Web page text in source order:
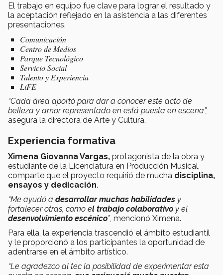
El trabajo en equipo fue clave para lograr el resultado y
la aceptación reflejado en la asistencia a las diferentes
presentaciones.
Comunicación
Centro de Medios
Parque Tecnológico
Servicio Social
Talento y Experiencia
LiFE
“Cada área aportó para dar a conocer este acto de
belleza y amor representado en está puesta en escena”,
asegura la directora de Arte y Cultura.
Experiencia formativa
Ximena Giovanna Vargas, protagonista de la obra y
estudiante de la Licenciatura en Producción Musical,
comparte que el proyecto requirió de mucha disciplina,
ensayos y dedicación.
“Me ayudó a desarrollar muchas habilidades y
fortalecer otras, como el trabajo colaborativo y el
desenvolvimiento escénico”, mencionó Ximena.
Para ella, la experiencia trascendió el ámbito estudiantil
y le proporcionó a los participantes la oportunidad de
adentrarse en el ámbito artístico.
“Le agradezco al tec la posibilidad de experimentar esta